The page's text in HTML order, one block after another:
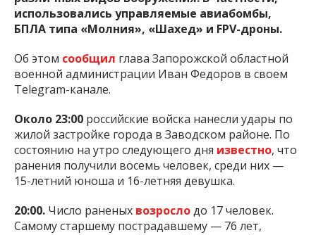
использовались управляемые авиабомбы,
БПЛА типа «Молния», «Шахед» и FPV-дроны.
Об этом сообщил глава Запорожской областной
военной администрации Иван Федоров в своем
Telegram-канале.
Около 23:00 российские войска нанесли удары по
жилой застройке города в Заводском районе. По
состоянию на утро следующего дня известно, что
ранения получили восемь человек, среди них —
15-летний юноша и 16-летняя девушка.
20:00. Число раненых возрослодо 17 человек.
Самому старшему пострадавшему — 76 лет,